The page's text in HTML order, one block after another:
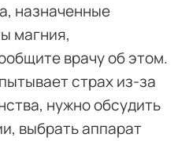
назначенные
магния,
врачу об этом.
страх из-за
нужно обсудить
выбрать аппарат